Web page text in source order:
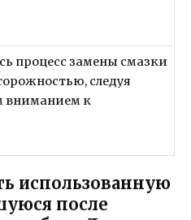
процесс замены смазки
следуя
вниманием к
использованную
после